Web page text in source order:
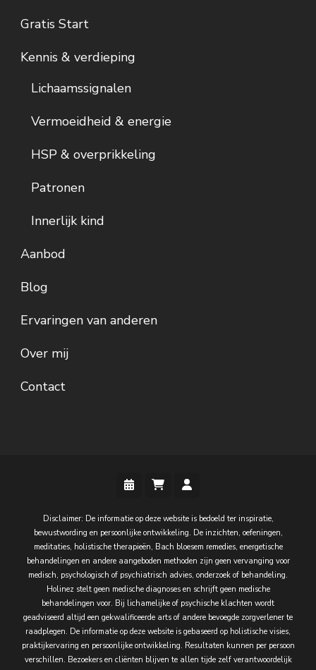
Gratis Start
Kennis & verdieping
Lichaamssignalen
Vermoeidheid & energie
HSP & overprikkeling
Patronen
Innerlijk kind
Aanbod
Blog
Ervaringen van anderen
Over mij
Contact
Disclaimer: De informatie op deze website is bedoeld ter inspiratie,
bewustwording en persoonlijke ontwikkeling. De inzichten, oefeningen,
meditaties, holistische therapieën, Bach bloesem remedies, energetische
behandelingen en andere aangeboden methoden zijn geen vervanging voor
medisch, psychologisch of psychiatrisch advies, onderzoek of behandeling.
Holinez stelt geen medische diagnoses en schrijft geen medische
behandelingen voor. Bij lichamelijke of psychische klachten wordt
geadviseerd altijd een gekwalificeerde arts of andere bevoegde zorgverlener te
raadplegen. De informatie op deze website is gebaseerd op holistische visies,
praktijkervaring en persoonlijke ontwikkeling. Resultaten kunnen per persoon
verschillen. Bezoekers en cliënten blijven te allen tijde zelf verantwoordelijk